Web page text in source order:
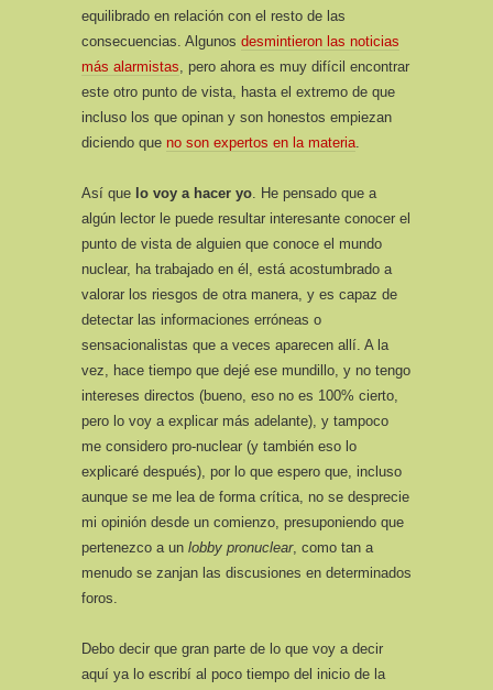
equilibrado en relación con el resto de las
consecuencias. Algunos desmintieron las noticias
más alarmistas, pero ahora es muy difícil encontrar
este otro punto de vista, hasta el extremo de que
incluso los que opinan y son honestos empiezan
diciendo que no son expertos en la materia.
Así que lo voy a hacer yo. He pensado que a
algún lector le puede resultar interesante conocer el
punto de vista de alguien que conoce el mundo
nuclear, ha trabajado en él, está acostumbrado a
valorar los riesgos de otra manera, y es capaz de
detectar las informaciones erróneas o
sensacionalistas que a veces aparecen allí. A la
vez, hace tiempo que dejé ese mundillo, y no tengo
intereses directos (bueno, eso no es 100% cierto,
pero lo voy a explicar más adelante), y tampoco
me considero pro-nuclear (y también eso lo
explicaré después), por lo que espero que, incluso
aunque se me lea de forma crítica, no se desprecie
mi opinión desde un comienzo, presuponiendo que
pertenezco a un lobby pronuclear, como tan a
menudo se zanjan las discusiones en determinados
foros.
Debo decir que gran parte de lo que voy a decir
aquí ya lo escribí al poco tiempo del inicio de la